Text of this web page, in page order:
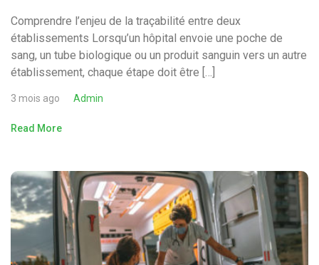
Comprendre l’enjeu de la traçabilité entre deux
établissements Lorsqu’un hôpital envoie une poche de
sang, un tube biologique ou un produit sanguin vers un autre
établissement, chaque étape doit être […]
3 mois ago Admin
Read More